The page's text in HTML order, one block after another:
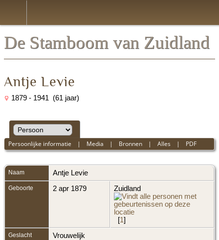
De Stamboom van Zuidland
Antje Levie
1879 - 1941 (61 jaar)
Persoonlijke informatie | Media | Bronnen |Alles | PDF
Naam Antje Levie
Geboorte 2 apr 1879 Zuidland
[1 ]
Geslacht Vrouwelijk